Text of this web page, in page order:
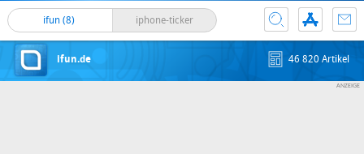
ifun (8) iphone-ticker
ifun.de 46 820 Artikel